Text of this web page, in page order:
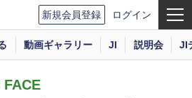
新規会員登録 ログイン
動画ギャラリー JI 説明会 JI
FACE